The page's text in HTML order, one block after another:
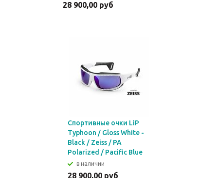
28 900,00 руб
Спортивные очки LiP
Typhoon / Gloss White -
Black / Zeiss / PA
Polarized / Pacific Blue
в наличии
28 900,00 руб